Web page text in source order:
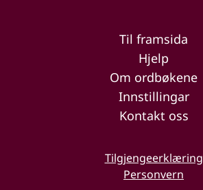
Til framsida
Hjelp
Om ordbøkene
Innstillingar
Kontakt oss
Tilgjengeerklæring
Personvern